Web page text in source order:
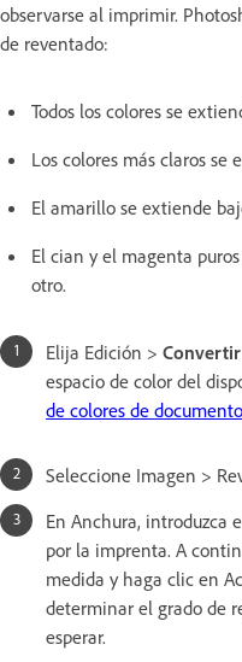
observarse al imprimir.
de reventado:
Todos los colores se
Los colores más claros se
El amarillo se extiende
El cian y el magenta
otro.
Elija Edición >
espacio de color del
de colores de
Seleccione Imagen >
En Anchura, introduzca
por la imprenta. A
medida y haga clic en
determinar el grado de
esperar.